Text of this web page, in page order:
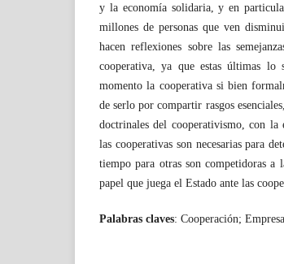
y la economía solidaria, y en
millones de personas que ven
hacen reflexiones sobre las
cooperativa, ya que estas últimas
momento la cooperativa si bien
de serlo por compartir rasgos
doctrinales del cooperativismo, con la
las cooperativas son necesarias para
tiempo para otras son competidoras a
papel que juega el Estado ante las
Palabras claves: Cooperación;